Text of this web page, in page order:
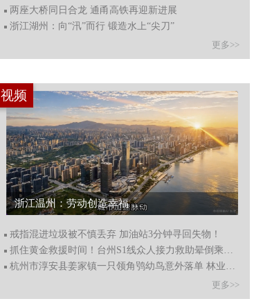
两座大桥同日合龙 通甬高铁再迎新进展
浙江湖州：向“汛”而行 锻造水上“尖刀”
更多>>
视频
浙江温州：劳动创造幸福 向城市守护者致敬...
戒指混进垃圾被不慎丢弃 加油站3分钟寻回失物！
抓住黄金救援时间！台州S1线众人接力救助晕倒乘客，事后悄
杭州市淳安县姜家镇一只领角鸮幼鸟意外落单 林业部门妥善
更多>>